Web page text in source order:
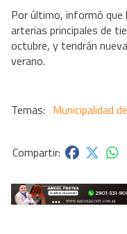
Por último, informó que
arterias principales de
octubre, y tendrán
verano.
Municipalidad